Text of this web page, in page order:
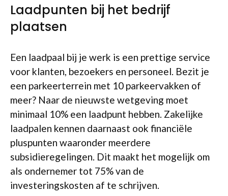
Laadpunten bij het bedrijf
plaatsen
Een laadpaal bij je werk is een prettige service
voor klanten, bezoekers en personeel. Bezit je
een parkeerterrein met 10 parkeervakken of
meer? Naar de nieuwste wetgeving moet
minimaal 10% een laadpunt hebben. Zakelijke
laadpalen kennen daarnaast ook financiële
pluspunten waaronder meerdere
subsidieregelingen. Dit maakt het mogelijk om
als ondernemer tot 75% van de
investeringskosten af te schrijven.